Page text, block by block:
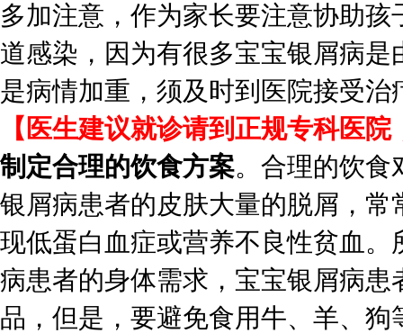
多加注意，作为家长要注意协助
道感染，因为有很多宝宝银屑病
是病情加重，须及时到医院接受
【医生建议就诊请到正规专科医
制定合理的饮食方案。合理的饮食
银屑病患者的皮肤大量的脱屑，
现低蛋白血症或营养不良性贫血
病患者的身体需求，宝宝银屑病
品，但是，要避免食用牛、羊、